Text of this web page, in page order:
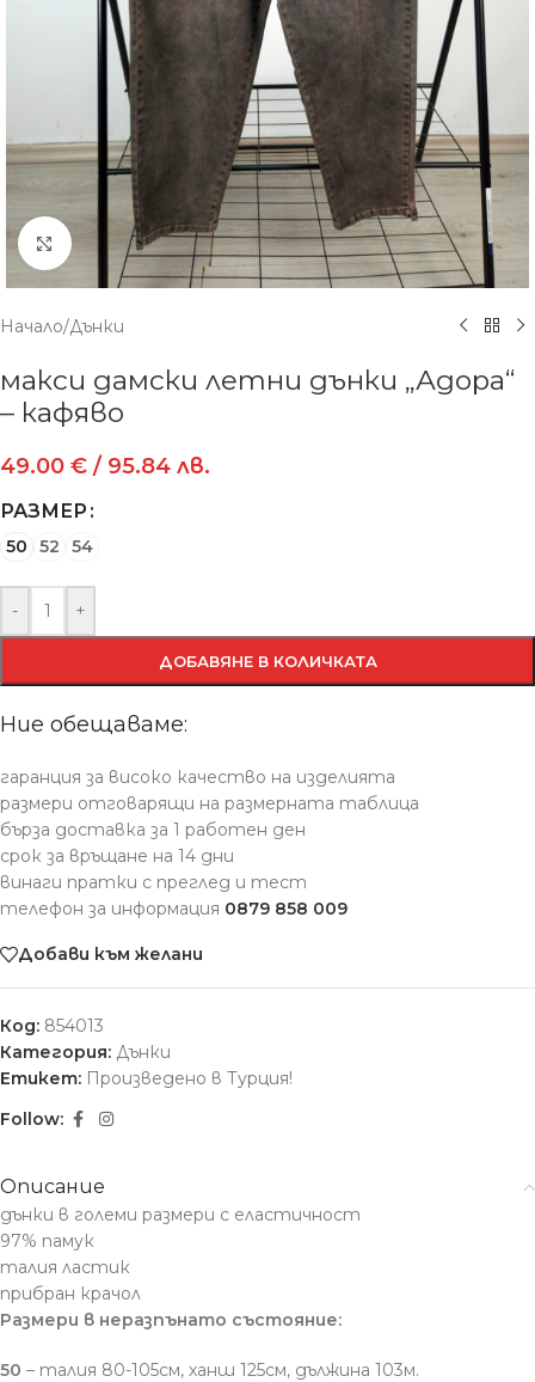
Увеличение
Начало/Дънки
макси дамски летни дънки „Адора“
– кафяво
49.00 € / 95.84 лв.
РАЗМЕР
50 52 54
- +
ДОБАВЯНЕ В КОЛИЧКАТА
Ние обещаваме:
гаранция за високо качество на изделията
размери отговарящи на размерната таблица
бърза доставка за 1 работен ден
срок за връщане на 14 дни
винаги пратки с преглед и тест
телефон за информация 0879 858 009
Добави към желани
Код: 854013
Категория: Дънки
Етикет: Произведено в Турция!
Follow:
Описание
дънки в големи размери с еластичност
97% памук
талия ластик
прибран крачол
Размери в неразпънато състояние:
50 – талия 80-105см, ханш 125см, дължина 103м.